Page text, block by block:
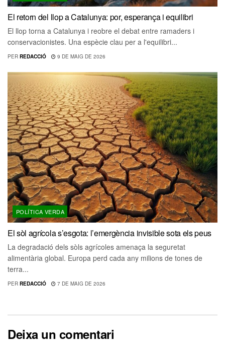
El retorn del llop a Catalunya: por, esperança i equilibri
El llop torna a Catalunya i reobre el debat entre ramaders i
conservacionistes. Una espècie clau per a l'equilibri...
PER REDACCIÓ 9 DE MAIG DE 2026
POLÍTICA VERDA
El sòl agrícola s’esgota: l’emergència invisible sota els peus
La degradació dels sòls agrícoles amenaça la seguretat
alimentària global. Europa perd cada any milions de tones de
terra...
PER REDACCIÓ 7 DE MAIG DE 2026
Deixa un comentari